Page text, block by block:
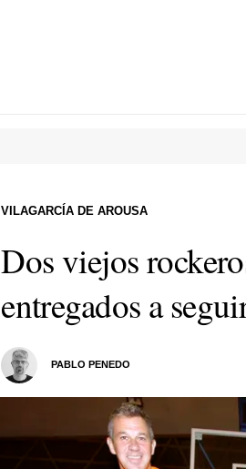
Dos viejos
entregados a
PABLO PENEDO
VILAGARCÍA DE AROUSA